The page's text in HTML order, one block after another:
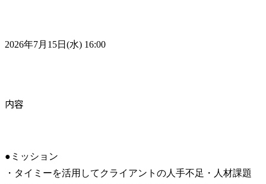
2026年7月15日(水) 16:00
内容
●ミッション
・タイミーを活用してクライアントの人手不足・人材課題